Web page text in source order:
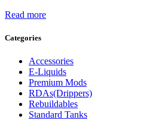
Read more
Categories
Accessories
E-Liquids
Premium Mods
RDAs(Drippers)
Rebuildables
Standard Tanks